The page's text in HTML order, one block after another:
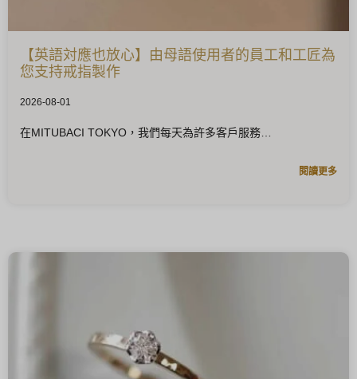
【英語対應也放心】由母語使用者的員工和工匠為
您支持戒指製作
2026-08-01
在MITUBACI TOKYO，我們每天為許多客戶服務
閱讀更多